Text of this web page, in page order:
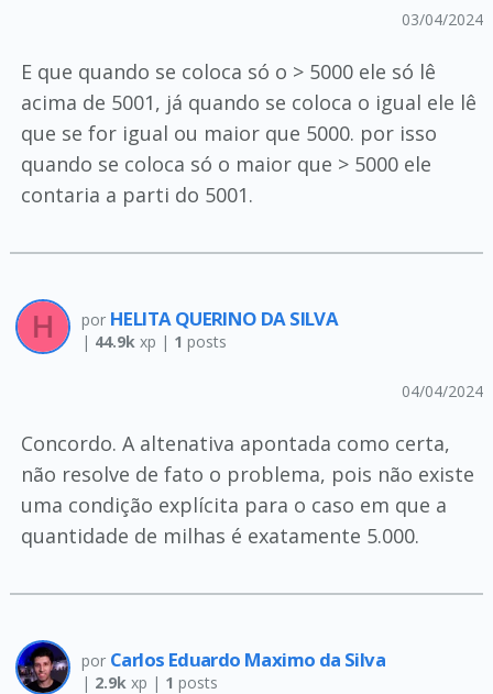
03/04/2024
E que quando se coloca só o > 5000 ele só lê
acima de 5001, já quando se coloca o igual ele lê
que se for igual ou maior que 5000. por isso
quando se coloca só o maior que > 5000 ele
contaria a parti do 5001.
por HELITA QUERINO DA SILVA
| 44.9kxp | 1 posts
04/04/2024
Concordo. A altenativa apontada como certa,
não resolve de fato o problema, pois não existe
uma condição explícita para o caso em que a
quantidade de milhas é exatamente 5.000.
por Carlos Eduardo Maximo da Silva
| 2.9kxp | 1 posts